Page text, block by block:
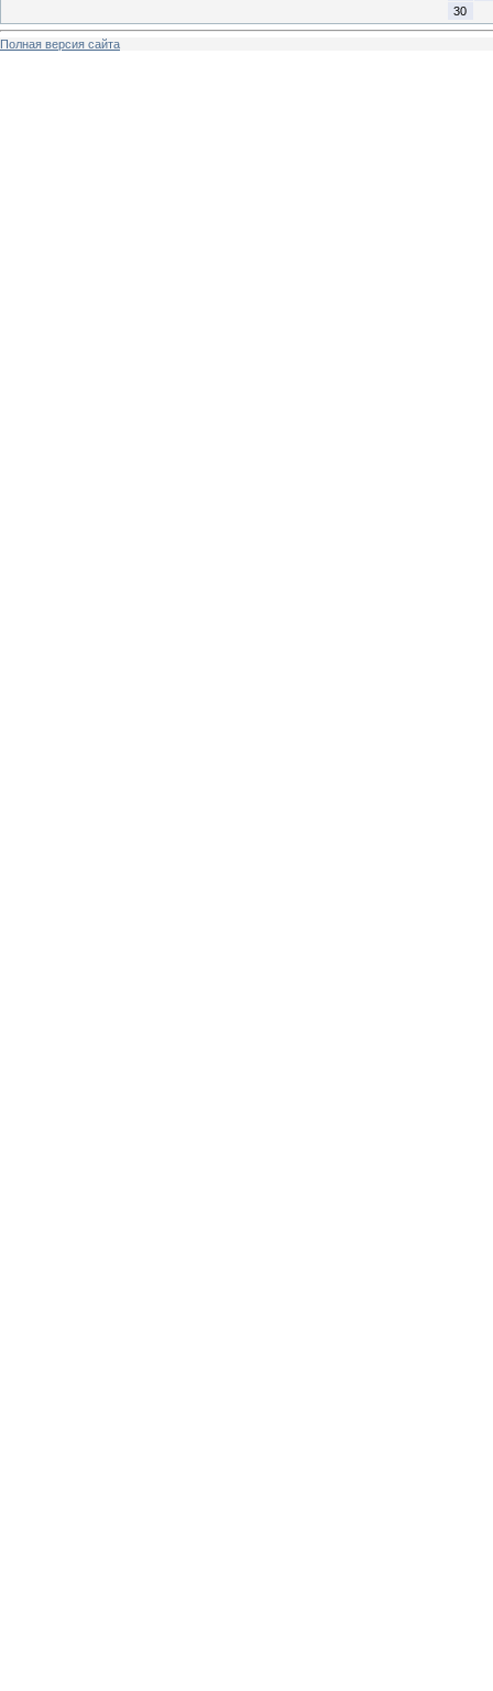
30
Полная версия сайта